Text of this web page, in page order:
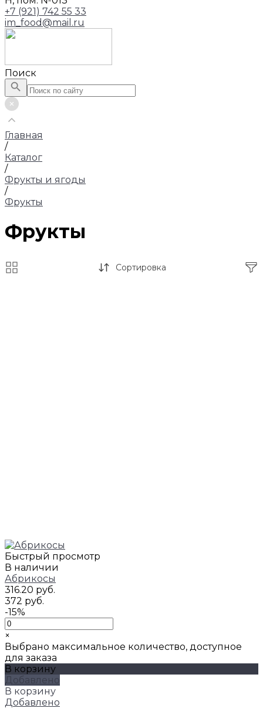
+7 (921) 742 55 33
im_food@mail.ru
Поиск
Главная
/
Каталог
/
Фрукты и ягоды
/
Фрукты
Фрукты
Сортировка
Быстрый просмотр
В наличии
Абрикосы
316.20 руб.
372 руб.
-15%
×
Выбрано максимальное количество, доступное
для заказа
В корзину
Добавлено
В корзину
Добавлено